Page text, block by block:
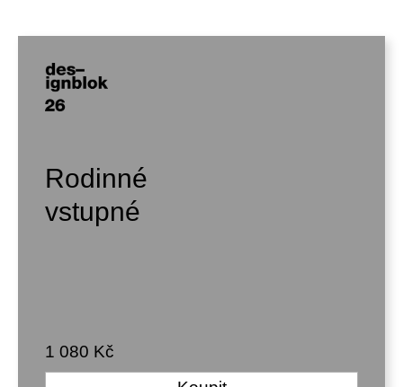
Rodinné
vstupné
1 080 Kč